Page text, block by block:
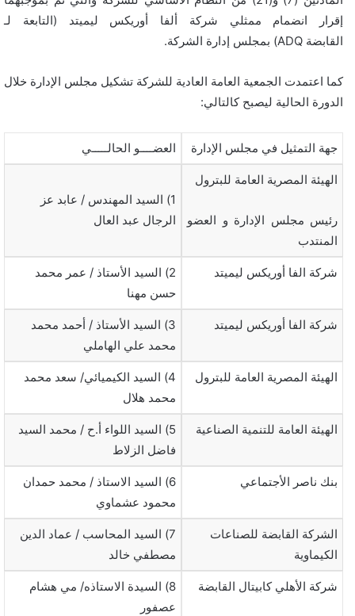
إقرار انضمام ممثلي شركة ألفا أوريكس ليميتد (التابعة لـ
القابضة ADQ) بمجلس إدارة الشركة.
كما اعتمدت الجمعية العامة العادية للشركة تشكيل مجلس الإدارة خلال
الدورة الحالية ليصبح كالتالي:
جهة التمثيل في مجلس الإدارة العضــــو الحالـــــي
الهيئة المصرية العامة للبترول
رئيس مجلس الإدارة و العضو
المنتدب
1) السيد المهندس / عابد عز
الرجال عبد العال
شركة الفا أوريكس ليميتد
2) السيد الأستاذ / عمر محمد
حسن مهنا
شركة الفا أوريكس ليميتد
3) السيد الأستاذ / أحمد محمد
محمد علي الهاملي
الهيئة المصرية العامة للبترول
4) السيد الكيميائي/ سعد محمد
محمد هلال
الهيئة العامة للتنمية الصناعية
5) السيد اللواء أ.ح / محمد السيد
فاضل الزلاط
بنك ناصر الأجتماعي
6) السيد الاستاذ / محمد حمدان
محمود عشماوي
الشركة القابضة للصناعات
الكيماوية
7) السيد المحاسب / عماد الدين
مصطفي خالد
شركة الأهلي كابيتال القابضة
8) السيدة الاستاذه/ مي هشام
عصفور